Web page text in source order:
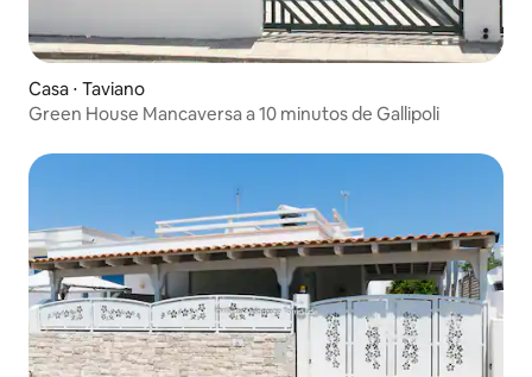
Casa ⋅ Taviano
Green House Mancaversa a 10 minutos de Gallipoli